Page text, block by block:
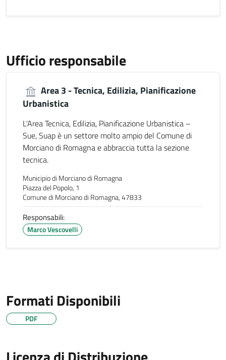
Ufficio responsabile
Area 3 - Tecnica, Edilizia, Pianificazione
Urbanistica
L'Area Tecnica, Edilizia, Pianificazione Urbanistica –
Sue, Suap è un settore molto ampio del Comune di
Morciano di Romagna e abbraccia tutta la sezione
tecnica.
Municipio di Morciano di Romagna
Piazza del Popolo, 1
Comune di Morciano di Romagna, 47833
Responsabili:
Marco Vescovelli
Formati Disponibili
PDF